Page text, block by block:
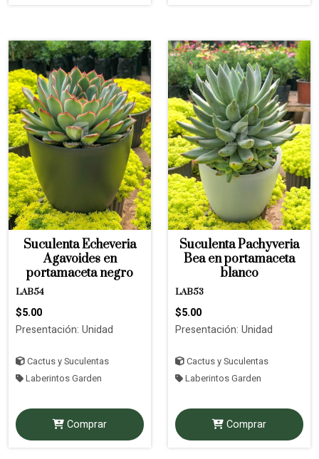
Suculenta Echeveria
Agavoides en
portamaceta negro
LAB54
$5.00
Presentación: Unidad
Cactus y Suculentas
Laberintos Garden
Comprar
Suculenta Pachyveria
Bea en portamaceta
blanco
LAB53
$5.00
Presentación: Unidad
Cactus y Suculentas
Laberintos Garden
Comprar